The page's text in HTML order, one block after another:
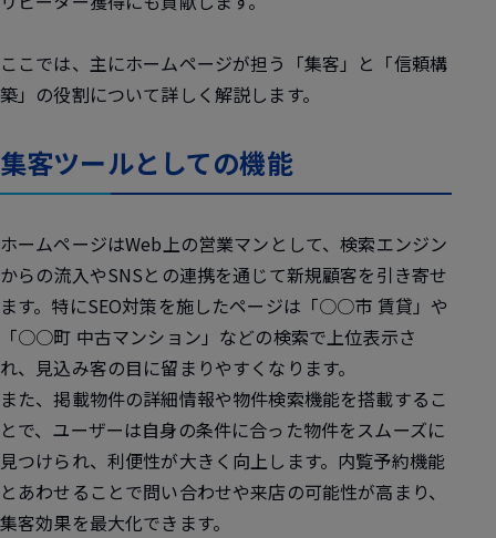
ここでは、主にホームページが担う「集客」と「信頼構
築」の役割について詳しく解説します。
集客ツールとしての機能
ホームページはWeb上の営業マンとして、検索エンジン
からの流入やSNSとの連携を通じて新規顧客を引き寄せ
ます。特にSEO対策を施したページは「○○市 賃貸」や
「○○町 中古マンション」などの検索で上位表示さ
れ、見込み客の目に留まりやすくなります。
また、掲載物件の詳細情報や物件検索機能を搭載するこ
とで、ユーザーは自身の条件に合った物件をスムーズに
見つけられ、利便性が大きく向上します。内覧予約機能
とあわせることで問い合わせや来店の可能性が高まり、
集客効果を最大化できます。